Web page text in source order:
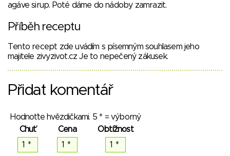
agáve sirup. Poté dáme do nádoby zamrazit.
Příběh receptu
Tento recept zde uvádím s písemným souhlasem jeho
majitele zivyzivot.cz Je to nepečený zákusek.
Přidat komentář
Hodnoťte hvězdičkami. 5 * = výborný
Chuť
Cena Obtížnost